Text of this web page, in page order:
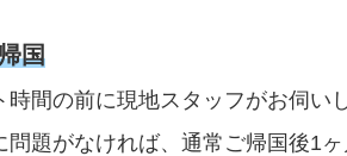
国
時間の前に現地スタッフがお伺い
問題がなければ、通常ご帰国後1